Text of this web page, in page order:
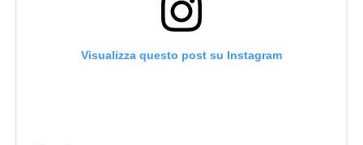
Visualizza questo post su Instagram